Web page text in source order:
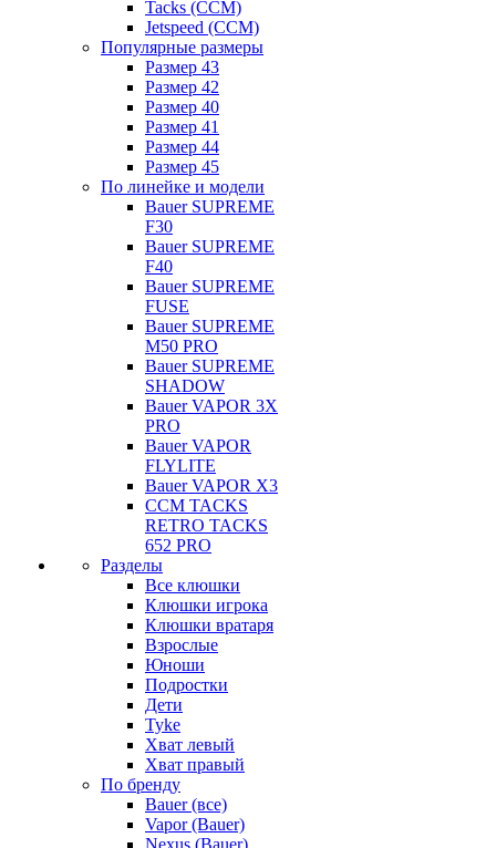
Tacks (CCM)
Jetspeed (CCM)
Популярные размеры
Размер 43
Размер 42
Размер 40
Размер 41
Размер 44
Размер 45
По линейке и модели
Bauer SUPREME
F30
Bauer SUPREME
F40
Bauer SUPREME
FUSE
Bauer SUPREME
M50 PRO
Bauer SUPREME
SHADOW
Bauer VAPOR 3X
PRO
Bauer VAPOR
FLYLITE
Bauer VAPOR X3
CCM TACKS
RETRO TACKS
652 PRO
Разделы
Все клюшки
Клюшки игрока
Клюшки вратаря
Взрослые
Юноши
Подростки
Дети
Tyke
Хват левый
Хват правый
По бренду
Bauer (все)
Vapor (Bauer)
Nexus (Bauer)